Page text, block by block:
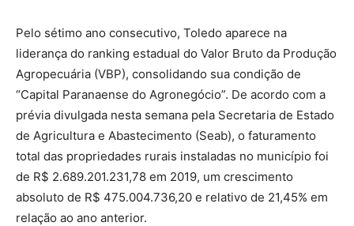
Pelo sétimo ano consecutivo, Toledo aparece na
liderança do ranking estadual do Valor Bruto da Produção
Agropecuária (VBP), consolidando sua condição de
“Capital Paranaense do Agronegócio”. De acordo com a
prévia divulgada nesta semana pela Secretaria de Estado
de Agricultura e Abastecimento (Seab), o faturamento
total das propriedades rurais instaladas no município foi
de R$ 2.689.201.231,78 em 2019, um crescimento
absoluto de R$ 475.004.736,20 e relativo de 21,45% em
relação ao ano anterior.